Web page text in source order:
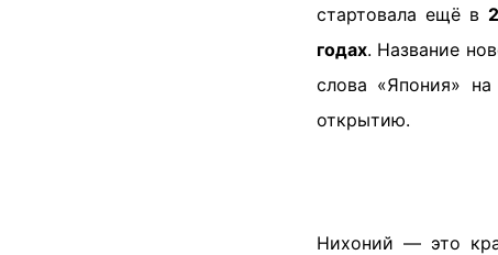
стартовала ещё в
годах. Название
слова «Япония»
открытию.
Нихоний — это